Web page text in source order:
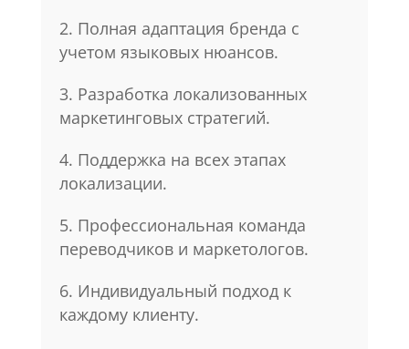
2. Полная адаптация бренда с
учетом языковых нюансов.
3. Разработка локализованных
маркетинговых стратегий.
4. Поддержка на всех этапах
локализации.
5. Профессиональная команда
переводчиков и маркетологов.
6. Индивидуальный подход к
каждому клиенту.